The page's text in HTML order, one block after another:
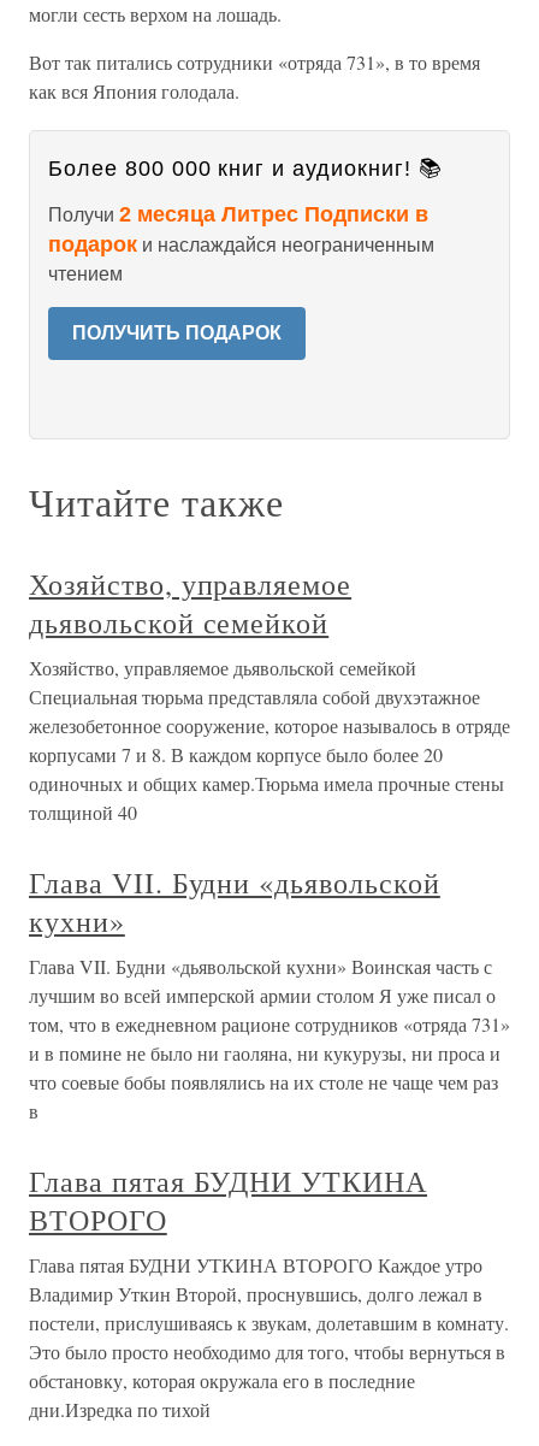
могли сесть верхом на лошадь.
Вот так питались сотрудники «отряда 731», в то время
как вся Япония голодала.
Более 800 000 книг и аудиокниг! 📚
Получи 2 месяца Литрес Подписки в
подарок и наслаждайся неограниченным
чтением
ПОЛУЧИТЬ ПОДАРОК
Читайте также
Хозяйство, управляемое
дьявольской семейкой
Хозяйство, управляемое дьявольской семейкой
Специальная тюрьма представляла собой двухэтажное
железобетонное сооружение, которое называлось в отряде
корпусами 7 и 8. В каждом корпусе было более 20
одиночных и общих камер.Тюрьма имела прочные стены
толщиной 40
Глава VII. Будни «дьявольской
кухни»
Глава VII. Будни «дьявольской кухни» Воинская часть с
лучшим во всей имперской армии столом Я уже писал о
том, что в ежедневном рационе сотрудников «отряда 731»
и в помине не было ни гаоляна, ни кукурузы, ни проса и
что соевые бобы появлялись на их столе не чаще чем раз
в
Глава пятая БУДНИ УТКИНА
ВТОРОГО
Глава пятая БУДНИ УТКИНА ВТОРОГО Каждое утро
Владимир Уткин Второй, проснувшись, долго лежал в
постели, прислушиваясь к звукам, долетавшим в комнату.
Это было просто необходимо для того, чтобы вернуться в
обстановку, которая окружала его в последние
дни.Изредка по тихой